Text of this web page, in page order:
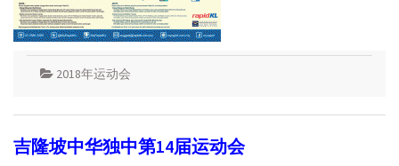
2018年运动会
吉隆坡中华独中第14届运动会